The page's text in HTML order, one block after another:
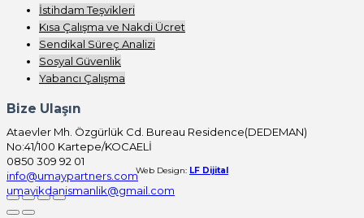
İstihdam Teşvikleri
Kısa Çalışma ve Nakdi Ücret
Sendikal Süreç Analizi
Sosyal Güvenlik
Yabancı Çalışma
Bize Ulaşın
Ataevler Mh. Özgürlük Cd. Bureau Residence(DEDEMAN)
No:41/100 Kartepe/KOCAELİ
0850 309 92 01
info@umaypartners.com
umayikdanismanlik@gmail.com
Web Design: LF Dijital